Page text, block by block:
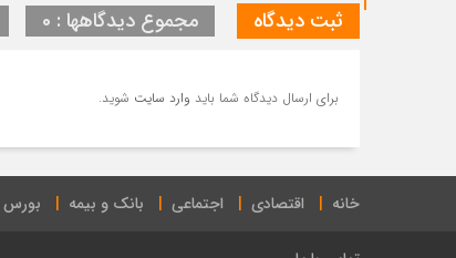
ثبت دیدگاه مجموع دیدگاهها : 0
برای ارسال دیدگاه شما باید وارد سایت شوید.
خانه اقتصادی اجتماعی بانک و بیمه بورس